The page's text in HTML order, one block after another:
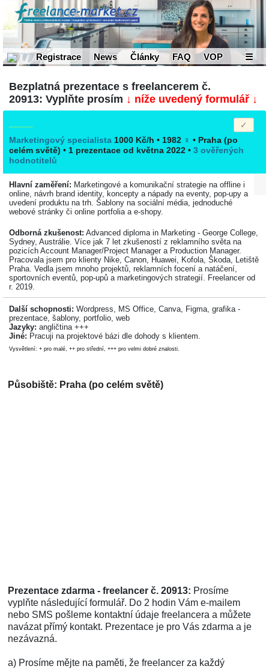
Registrace News Články FAQ VOP ☰
Bezplatná prezentace s freelancerem č.
20913: Vyplňte prosím ↓ níže uvedený formulář ↓
Marketingový specialista 1000 Kč/h • 1982 ♀ • Praha (po
celém světě) • 1 prezentace od května 2022 • 3 ověřených
hodnotitelů
Hlavní zaměření: Marketingové a komunikační strategie na offline i
online, návrh brand identity, koncepty a nápady na eventy, pop-upy a
uvedení produktu na trh. Šablony na sociální média, jednoduché
webové stránky či online portfolia a e-shopy.
Odborná zkušenost: Advanced diploma in Marketing - George College,
Sydney, Austrálie. Více jak 7 let zkušeností z reklamního světa na
pozicích Account Manager/Project Manager a Production Manager.
Pracovala jsem pro klienty Nike, Canon, Huawei, Kofola, Škoda, Letiště
Praha. Vedla jsem mnoho projektů, reklamních focení a natáčení,
sportovních eventů, pop-upů a marketingových strategií. Freelancer od
r. 2019.
Další schopnosti: Wordpress, MS Office, Canva, Figma, grafika -
prezentace, šablony, portfolio, web
Jazyky: angličtina +++
Jiné: Pracuji na projektové bázi dle dohody s klientem.
Vysvětlení: + pro malé, ++ pro střední, +++ pro velmi dobré znalosti.
Působiště: Praha (po celém světě)
Prezentace zdarma - freelancer č. 20913: Prosíme
vyplňte následující formulář. Do 2 hodin Vám e-mailem
nebo SMS pošleme kontaktní údaje freelancera a můžete
navázat přímý kontakt. Prezentace je pro Vás zdarma a je
nezávazná.
a) Prosíme mějte na paměti, že freelancer za každý